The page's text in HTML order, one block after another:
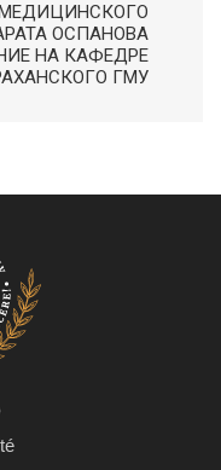
ОСПАНОВА
НА КАФЕДРЕ
ГМУ